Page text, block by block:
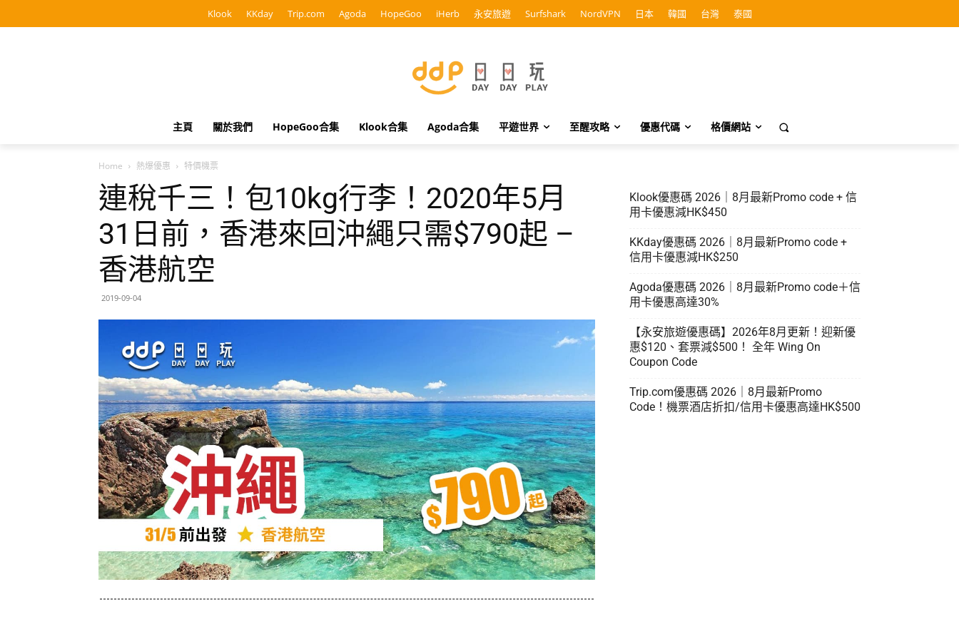
Klook KKday Trip.com Agoda HopeGoo iHerb 永安旅遊 Surfshark NordVPN 日本 韓國 台灣 泰國
主頁 關於我們 HopeGoo合集 Klook合集 Agoda合集 平遊世界 至醒攻略 優惠代碼 格價網站
Home 熱爆優惠 特價機票
連稅千三！包10kg行李！2020年5月
31日前，香港來回沖繩只需$790起 –
香港航空
2019-09-04
Klook優惠碼 2026｜8月最新Promo code + 信
用卡優惠減HK$450
KKday優惠碼 2026｜8月最新Promo code +
信用卡優惠減HK$250
Agoda優惠碼 2026｜8月最新Promo code＋信
用卡優惠高達30%
【永安旅遊優惠碼】2026年8月更新！迎新優
惠$120、套票減$500！ 全年 Wing On
Coupon Code
Trip.com優惠碼 2026｜8月最新Promo
Code！機票酒店折扣/信用卡優惠高達HK$500